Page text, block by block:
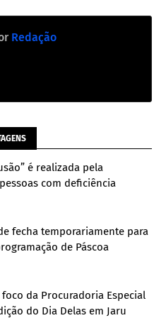
Redação
é realizada pela
com deficiência
fecha temporariamente para
de Páscoa
da Procuradoria Especial
do Dia Delas em Jaru